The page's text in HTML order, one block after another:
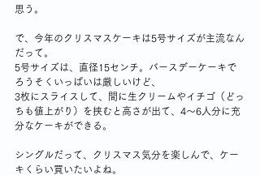
思う。
で、今年のクリスマスケーキは5号サイズが主流なん
だって。
5号サイズは、直径15センチ。バースデーケーキで
ろうそくいっぱいは厳しいけど、
3枚にスライスして、間に生クリームやイチゴ（どっ
ちも値上がり）を挟むと高さが出て、4～6人分に充
分なケーキができる。
シングルだって、クリスマス気分を楽しんで、ケー
キくらい買いたいよね。